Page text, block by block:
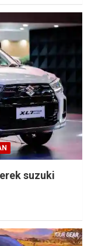
suzuki